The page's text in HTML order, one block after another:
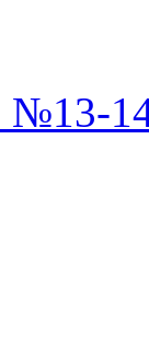
№13-